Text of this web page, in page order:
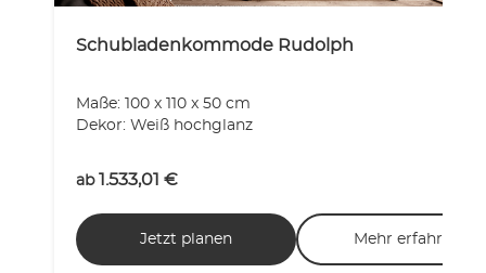
Schubladenkommode Rudolph
Maße: 100 x 110 x 50 cm
Dekor: Weiß hochglanz
ab 1.533,01 €
Jetzt planen Mehr erfahren